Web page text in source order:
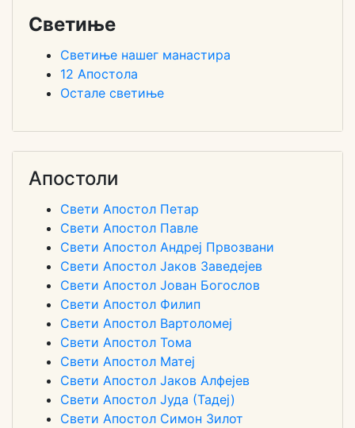
Светиње
Светиње нашег манастира
12 Апостола
Остале светиње
Апостоли
Свети Апостол Петар
Свети Апостол Павле
Свети Апостол Андреј Првозвани
Свети Апостол Јаков Заведејев
Свети Апостол Јован Богослов
Свети Апостол Филип
Свети Апостол Вартоломеј
Свети Апостол Тома
Свети Апостол Матеј
Свети Апостол Јаков Алфејев
Свети Апостол Јуда (Тадеј)
Свети Апостол Симон Зилот